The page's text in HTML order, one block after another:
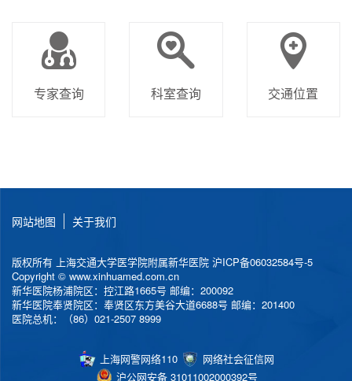
专家查询 科室查询 交通位置
网站地图 关于我们
版权所有 上海交通大学医学院附属新华医院 沪ICP备06032584号-5
Copyright © www.xinhuamed.com.cn
新华医院杨浦院区：控江路1665号 邮编：200092
新华医院奉贤院区：奉贤区东方美谷大道6688号 邮编：201400
医院总机：（86）021-2507 8999
上海网警网络110
网络社会征信网
沪公网安备 31011002000392号